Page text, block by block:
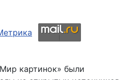
картинок» были